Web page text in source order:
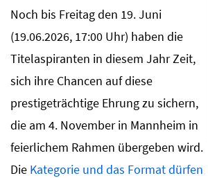
Noch bis Freitag den 19. Juni
(19.06.2026, 17:00 Uhr) haben die
Titelaspiranten in diesem Jahr Zeit,
sich ihre Chancen auf diese
prestigeträchtige Ehrung zu sichern,
die am 4. November in Mannheim in
feierlichem Rahmen übergeben wird.
Die Kategorie und das Format dürfen